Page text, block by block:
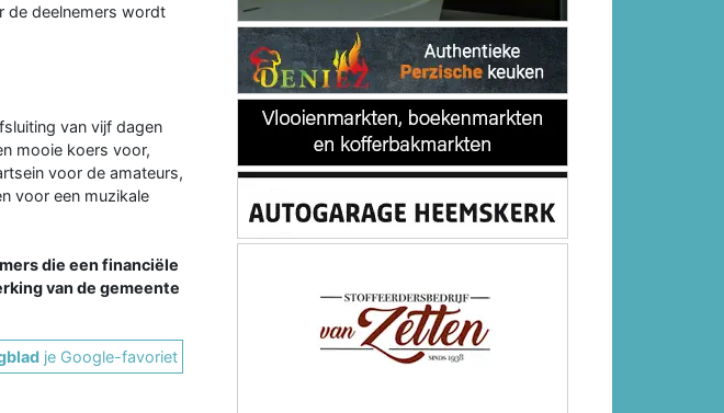
de deelnemers wordt
van vijf dagen
mooie koers voor,
voor de amateurs,
voor een muzikale
die een financiële
van de gemeente
je Google-favoriet